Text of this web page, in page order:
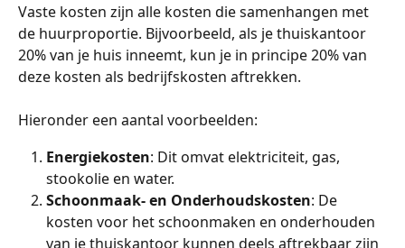
Vaste kosten zijn alle kosten die samenhangen met
de huurproportie. Bijvoorbeeld, als je thuiskantoor
20% van je huis inneemt, kun je in principe 20% van
deze kosten als bedrijfskosten aftrekken.
Hieronder een aantal voorbeelden:
Energiekosten: Dit omvat elektriciteit, gas,
stookolie en water.
Schoonmaak- en Onderhoudskosten: De
kosten voor het schoonmaken en onderhouden
van je thuiskantoor kunnen deels aftrekbaar zijn